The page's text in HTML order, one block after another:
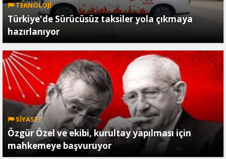
TEKNOLOJİ
Türkiye'de Sürücüsüz taksiler yola çıkmaya
hazırlanıyor
SİYASET
Özgür Özel ve ekibi, kurultay yapılması için
mahkemeye başvuruyor